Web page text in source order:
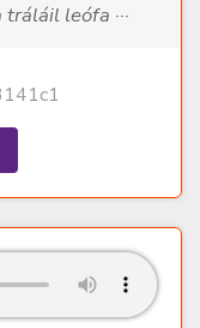
tráláil leófa ···